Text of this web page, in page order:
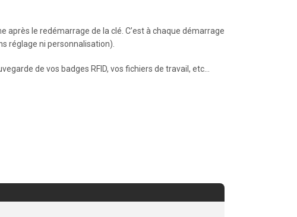
le redémarrage de la clé. C’est à chaque démarrage
réglage ni personnalisation).
de vos badges RFID, vos fichiers de travail, etc…